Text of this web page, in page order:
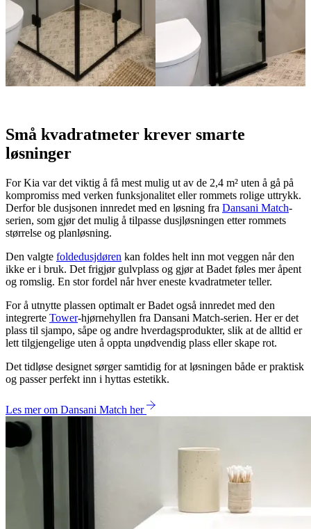
Små kvadratmeter krever smarte
løsninger
For Kia var det viktig å få mest mulig ut av de 2,4 m² uten å gå på
kompromiss med verken funksjonalitet eller rommets rolige uttrykk.
Derfor ble dusjsonen innredet med en løsning fra Dansani Match-
serien, som gjør det mulig å tilpasse dusjløsningen etter rommets
størrelse og planløsning.
Den valgte foldedusjdøren kan foldes helt inn mot veggen når den
ikke er i bruk. Det frigjør gulvplass og gjør at Badet føles mer åpent
og romslig. En stor fordel når hver eneste kvadratmeter teller.
For å utnytte plassen optimalt er Badet også innredet med den
integrerte Tower-hjørnehyllen fra Dansani Match-serien. Her er det
plass til sjampo, såpe og andre hverdagsprodukter, slik at de alltid er
lett tilgjengelige uten å oppta unødvendig plass eller skape rot.
Det tidløse designet sørger samtidig for at løsningen både er praktisk
og passer perfekt inn i hyttas estetikk.
Les mer om Dansani Match her